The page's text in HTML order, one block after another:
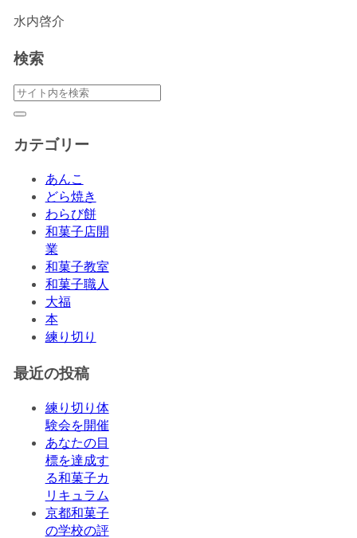
水内啓介
検索
カテゴリー
あんこ
どら焼き
わらび餅
和菓子店開
業
和菓子教室
和菓子職人
大福
本
練り切り
最近の投稿
練り切り体
験会を開催
あなたの目
標を達成す
る和菓子カ
リキュラム
京都和菓子
の学校の評